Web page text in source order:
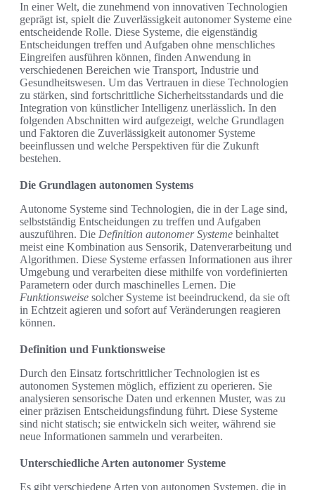
In einer Welt, die zunehmend von innovativen Technologien
geprägt ist, spielt die Zuverlässigkeit autonomer Systeme eine
entscheidende Rolle. Diese Systeme, die eigenständig
Entscheidungen treffen und Aufgaben ohne menschliches
Eingreifen ausführen können, finden Anwendung in
verschiedenen Bereichen wie Transport, Industrie und
Gesundheitswesen. Um das Vertrauen in diese Technologien
zu stärken, sind fortschrittliche Sicherheitsstandards und die
Integration von künstlicher Intelligenz unerlässlich. In den
folgenden Abschnitten wird aufgezeigt, welche Grundlagen
und Faktoren die Zuverlässigkeit autonomer Systeme
beeinflussen und welche Perspektiven für die Zukunft
bestehen.
Die Grundlagen autonomen Systems
Autonome Systeme sind Technologien, die in der Lage sind,
selbstständig Entscheidungen zu treffen und Aufgaben
auszuführen. Die Definition autonomer Systeme beinhaltet
meist eine Kombination aus Sensorik, Datenverarbeitung und
Algorithmen. Diese Systeme erfassen Informationen aus ihrer
Umgebung und verarbeiten diese mithilfe von vordefinierten
Parametern oder durch maschinelles Lernen. Die
Funktionsweise solcher Systeme ist beeindruckend, da sie oft
in Echtzeit agieren und sofort auf Veränderungen reagieren
können.
Definition und Funktionsweise
Durch den Einsatz fortschrittlicher Technologien ist es
autonomen Systemen möglich, effizient zu operieren. Sie
analysieren sensorische Daten und erkennen Muster, was zu
einer präzisen Entscheidungsfindung führt. Diese Systeme
sind nicht statisch; sie entwickeln sich weiter, während sie
neue Informationen sammeln und verarbeiten.
Unterschiedliche Arten autonomer Systeme
Es gibt verschiedene Arten von autonomen Systemen, die in